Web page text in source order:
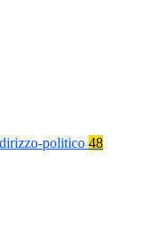
politico 48